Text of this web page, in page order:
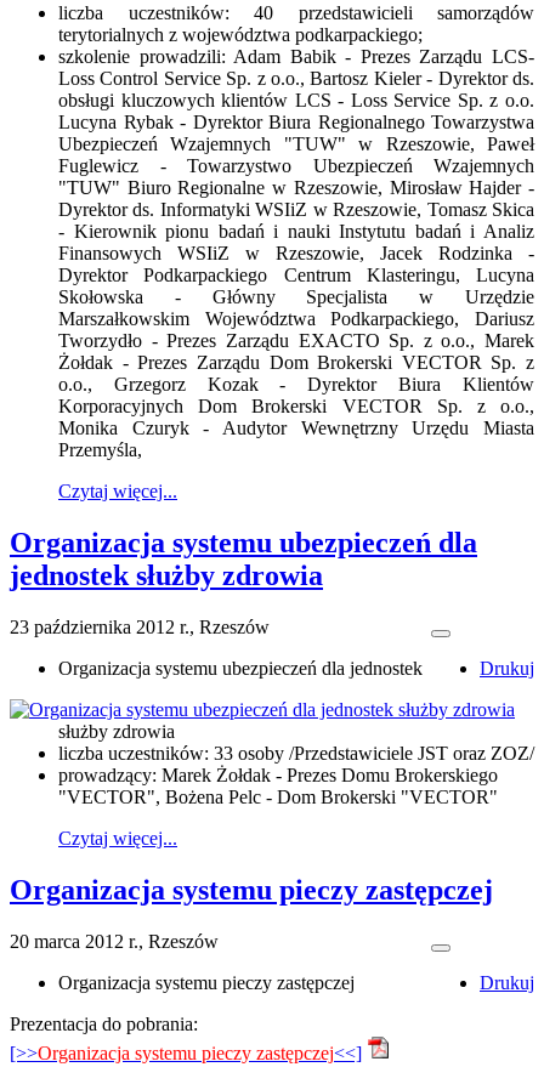
liczba uczestników: 40 przedstawicieli samorządów
terytorialnych z województwa podkarpackiego;
szkolenie prowadzili: Adam Babik - Prezes Zarządu LCS-
Loss Control Service Sp. z o.o., Bartosz Kieler - Dyrektor ds.
obsługi kluczowych klientów LCS - Loss Service Sp. z o.o.
Lucyna Rybak - Dyrektor Biura Regionalnego Towarzystwa
Ubezpieczeń Wzajemnych "TUW" w Rzeszowie, Paweł
Fuglewicz - Towarzystwo Ubezpieczeń Wzajemnych
"TUW" Biuro Regionalne w Rzeszowie, Mirosław Hajder -
Dyrektor ds. Informatyki WSIiZ w Rzeszowie, Tomasz Skica
- Kierownik pionu badań i nauki Instytutu badań i Analiz
Finansowych WSIiZ w Rzeszowie, Jacek Rodzinka -
Dyrektor Podkarpackiego Centrum Klasteringu, Lucyna
Skołowska - Główny Specjalista w Urzędzie
Marszałkowskim Województwa Podkarpackiego, Dariusz
Tworzydło - Prezes Zarządu EXACTO Sp. z o.o., Marek
Żołdak - Prezes Zarządu Dom Brokerski VECTOR Sp. z
o.o., Grzegorz Kozak - Dyrektor Biura Klientów
Korporacyjnych Dom Brokerski VECTOR Sp. z o.o.,
Monika Czuryk - Audytor Wewnętrzny Urzędu Miasta
Przemyśla,
Czytaj więcej...
Organizacja systemu ubezpieczeń dla
jednostek służby zdrowia
Drukuj
23 października 2012 r., Rzeszów
Organizacja systemu ubezpieczeń dla jednostek
służby zdrowia
liczba uczestników: 33 osoby /Przedstawiciele JST oraz ZOZ/
prowadzący: Marek Żołdak - Prezes Domu Brokerskiego
"VECTOR", Bożena Pelc - Dom Brokerski "VECTOR"
Czytaj więcej...
Organizacja systemu pieczy zastępczej
Drukuj
20 marca 2012 r., Rzeszów
Organizacja systemu pieczy zastępczej
Prezentacja do pobrania:
[>>Organizacja systemu pieczy zastępczej<<]